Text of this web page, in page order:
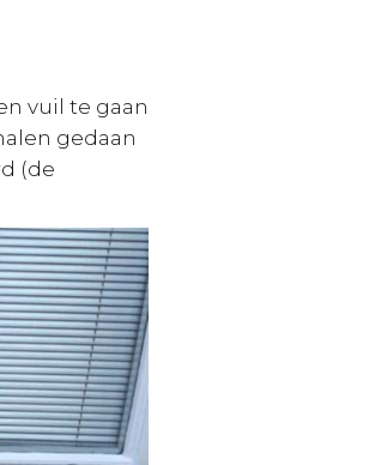
vuil te gaan
gedaan
(de